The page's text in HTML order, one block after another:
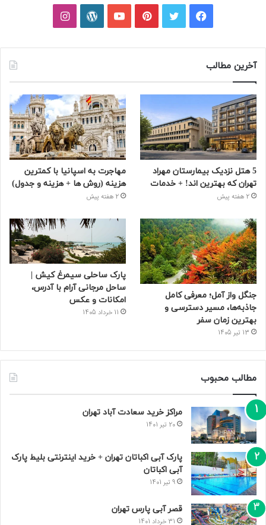
فیسبوکتوییترپینتریستیوتیوبوردپرساینستاگرام
آخرین مطالب
5 هتل نزدیک بیمارستان مهراد
تهران که بهترین‌ اند! + خدمات
2 هفته پیش
مهاجرت به اسپانیا با کمترین
هزینه (روش ها + هزینه و جدول)
2 هفته پیش
جنگل واز آمل؛ معرفی کامل
جاذبه‌ها، مسیر دسترسی و
بهترین زمان سفر
13 تیر 1405
پارک ساحلی سیمرغ کیش |
ساحل مرجانی آرام با آدرس،
امکانات و عکس
11 خرداد 1405
مطالب محبوب
مراکز خرید سعادت‌ آباد تهران
20 تیر 1401
پارک آبی اکباتان تهران + خرید اینترنتی بلیط پارک
آبی اکباتان
9 تیر 1401
قصر آبی پارس تهران
31 خرداد 1401